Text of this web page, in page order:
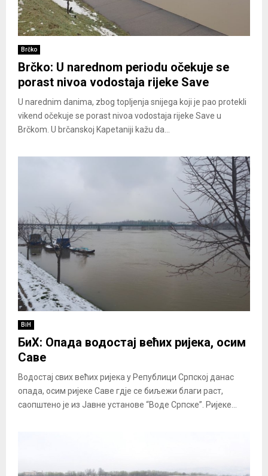
Brčko
Brčko: U narednom periodu očekuje se
porast nivoa vodostaja rijeke Save
U narednim danima, zbog topljenja snijega koji je pao protekli
vikend očekuje se porast nivoa vodostaja rijeke Save u
Brčkom. U brčanskoj Kapetaniji kažu da...
BiH
БиХ: Опада водостај већих ријека, осим
Саве
Водостај свих већих ријека у Републици Српској данас
опада, осим ријеке Саве гдје се биљежи благи раст,
саопштено је из Јавне установе “Воде Српске”. Ријеке...